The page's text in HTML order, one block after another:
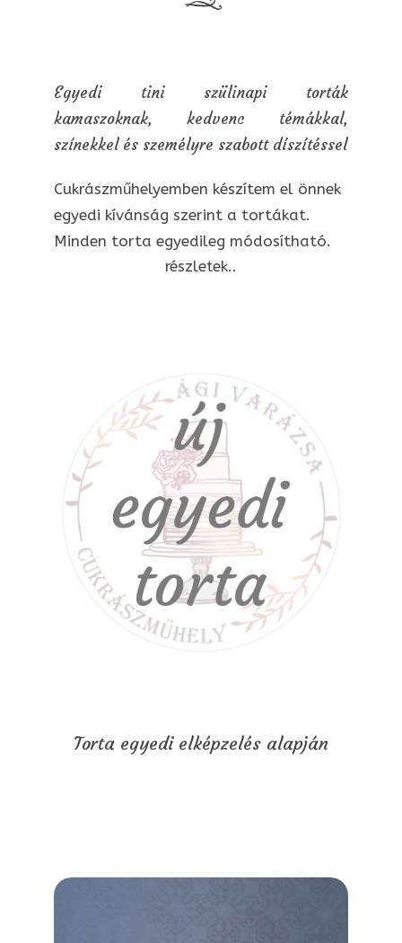
Egyedi tini szülinapi torták
kamaszoknak, kedvenc témákkal,
színekkel és személyre szabott díszítéssel
Cukrászműhelyemben készítem el önnek
egyedi kívánság szerint a tortákat.
Minden torta egyedileg módosítható.
részletek..
Torta egyedi elképzelés alapján